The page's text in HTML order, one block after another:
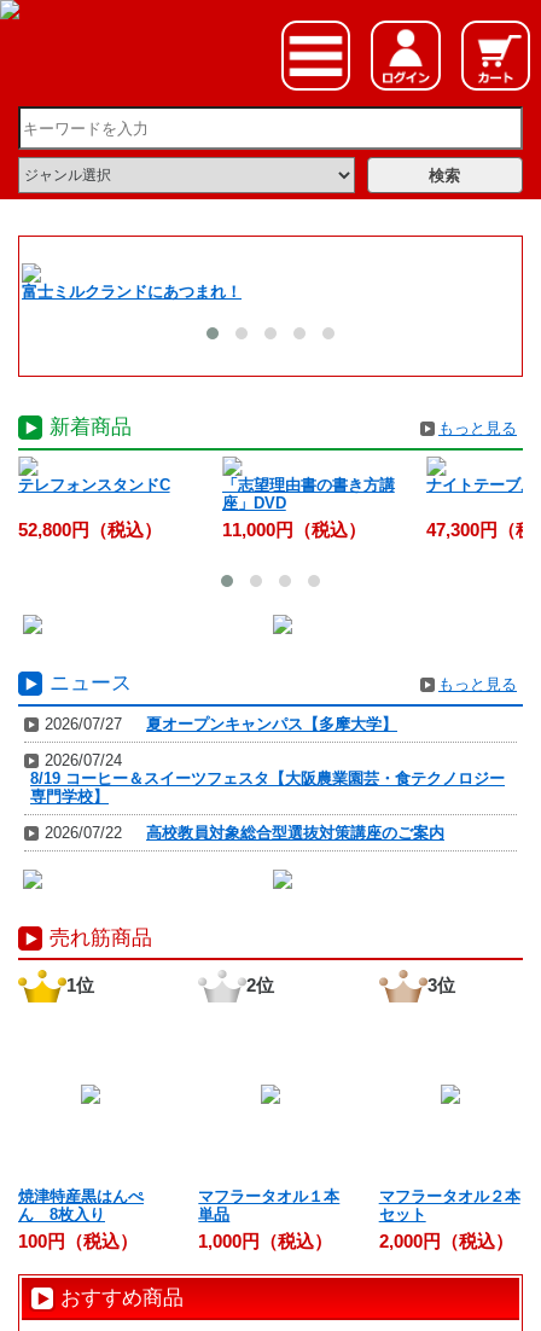
富士ミルクランドにあつまれ！
新着商品 もっと見る
テレフォンスタンドC
52,800円（税込）
「志望理由書の書き方講
座」DVD
11,000円（税込）
ナイトテーブル
47,300円（税
ニュース もっと見る
2026/07/27
夏オープンキャンパス【多摩大学】
2026/07/24
8/19 コーヒー＆スイーツフェスタ【大阪農業園芸・食テクノロジー
専門学校】
2026/07/22
高校教員対象総合型選抜対策講座のご案内
売れ筋商品
1位
焼津特産黒はんぺ
ん 8枚入り
100円（税込）
2位
マフラータオル１本
単品
1,000円（税込）
3位
マフラータオル２本
セット
2,000円（税込）
おすすめ商品